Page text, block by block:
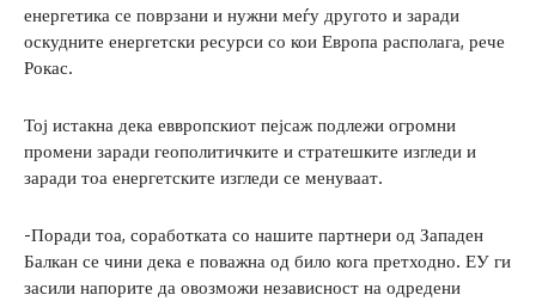
енергетика се поврзани и нужни меѓу другото и заради
оскудните енергетски ресурси со кои Европа располага, рече
Рокас.
Тој истакна дека еввропскиот пејсаж подлежи огромни
промени заради геополитичките и стратешките изгледи и
заради тоа енергетските изгледи се менуваат.
-Поради тоа, соработката со нашите партнери од Западен
Балкан се чини дека е поважна од било кога претходно. ЕУ ги
засили напорите да овозможи независност на одредени